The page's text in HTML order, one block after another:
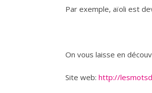
Par exemple, aïoli est
On vous laisse en
Site web: http://